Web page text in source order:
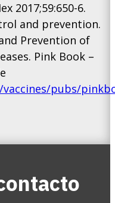
2017;59:650-6.
and prevention.
Prevention of
Pink Book –
pubs/